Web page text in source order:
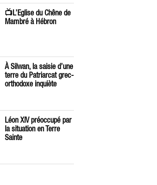
📺L’Eglise du Chêne de
Mambré à Hébron
À Silwan, la saisie d’une
terre du Patriarcat grec-
orthodoxe inquiète
Léon XIV préoccupé par
la situation en Terre
Sainte